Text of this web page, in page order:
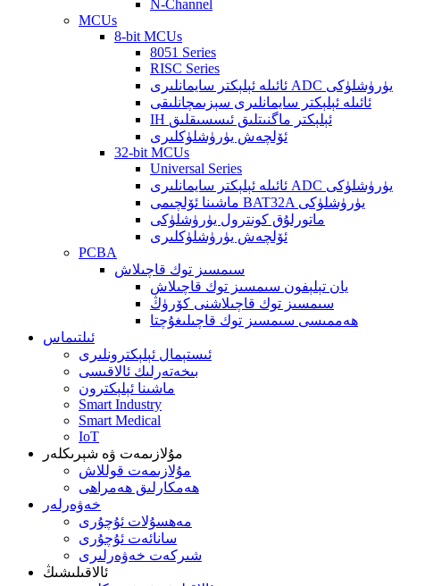
N-Channel
MCUs
8-bit MCUs
8051 Series
RISC Series
ئائىلە ئېلېكتر سايمانلىرى ADC يۈرۈشلۈكى
ئائىلە ئېلېكتر سايمانلىرى سېزىمچانلىقى
IH ئېلېكتر ماگنىتلىق ئىسسىقلىق
ئۆلچەش يۈرۈشلۈكلىرى
32-bit MCUs
Universal Series
ئائىلە ئېلېكتر سايمانلىرى ADC يۈرۈشلۈكى
ماشىنا ئۆلچىمى BAT32A يۈرۈشلۈكى
ماتورلۇق كونترول يۈرۈشلۈكى
ئۆلچەش يۈرۈشلۈكلىرى
PCBA
سىمسىز توك قاچىلاش
يان تېلېفون سىمسىز توك قاچىلاش
سىمسىز توك قاچىلاشنى كۆرۈڭ
ھەممىسى سىمسىز توك قاچىلىغۇچتا
ئىلتىماس
ئىستېمال ئېلېكترونلىرى
بىخەتەرلىك ئالاقىسى
ماشىنا ئېلېكترون
Smart Industry
Smart Medical
IoT
مۇلازىمەت ۋە شېرىكلەر
مۇلازىمەت قوللاش
ھەمكارلىق ھەمراھى
خەۋەرلەر
مەھسۇلات ئۇچۇرى
سانائەت ئۇچۇرى
شىركەت خەۋەرلىرى
ئالاقىلىشىڭ